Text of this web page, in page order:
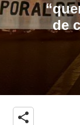
de
share